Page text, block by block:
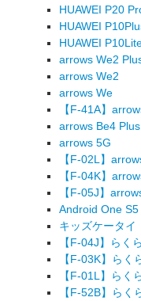
HUAWEI P20
HUAWEI
HUAWEI
arrows We2
arrows We2
arrows We
【F-41A】
arrows Be4 Plus
arrows 5G
【F-02L】
【F-04K】
【F-05J】
Android One S5
キッズケータイ
【F-04J】らく
【F-03K】ら
【F-01L】らく
【F-52B】らく